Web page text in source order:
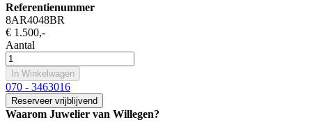
Referentienummer
8AR4048BR
€ 1.500,-
Aantal
In Winkelwagen
070 - 3463016
Reserveer vrijblijvend
Waarom Juwelier van Willegen?